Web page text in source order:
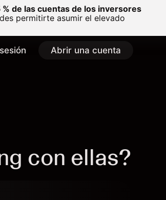
% de las cuentas de los inversores
permitirte asumir el elevado
Abrir una cuenta
con ellas?